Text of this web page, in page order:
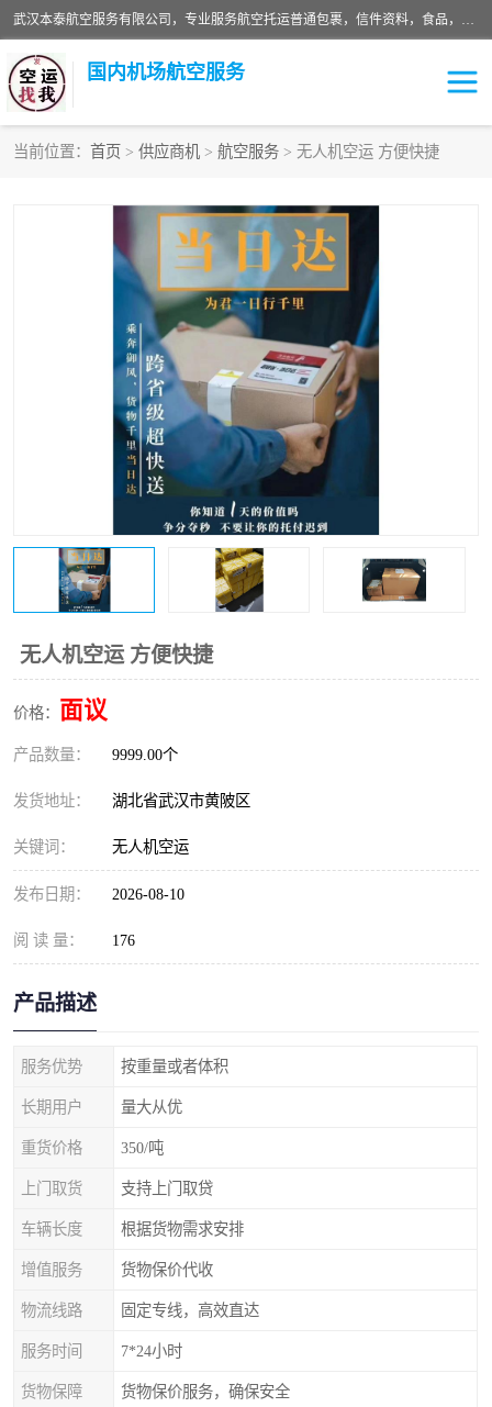
武汉本泰航空服务有限公司，专业服务航空托运普通包裹，信件资料，食品，服装，快消品等运输的专线空运，完善的网络服务确保为客户提供准确、*、安全的“门对门”服务，本着“诚信为本、精诚合作”的服务宗旨.“以安全运输为保障，以运价合理要求市场”的经营理念。武汉机场货运、武汉航空物流、武汉空运、武汉天河国际机场东方、南方、国际航空、机场空运业务覆盖国内二三线机场城市，如：武汉-敦煌、武汉-柳州等
国内机场航空服务
当前位置： 首页 > 供应商机 > 航空服务 > 无人机空运 方便快捷
无人机空运 方便快捷
价格： 面议
产品数量： 9999.00个
发货地址： 湖北省武汉市黄陂区
关键词： 无人机空运
发布日期： 2026-08-10
阅 读 量： 176
产品描述
服务优势 按重量或者体积
长期用户 量大从优
重货价格 350/吨
上门取货 支持上门取贷
车辆长度 根据货物需求安排
增值服务 货物保价代收
物流线路 固定专线，高效直达
服务时间 7*24小时
货物保障 货物保价服务，确保安全